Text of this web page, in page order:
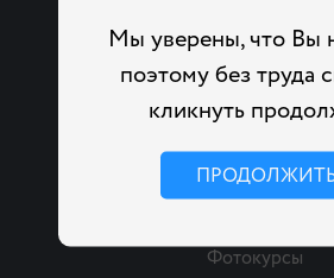
Мы уверены, что Вы
поэтому без труда
кликнуть
Танцы
+7 903 526 51 40
обратный звонок
Фотокурсы